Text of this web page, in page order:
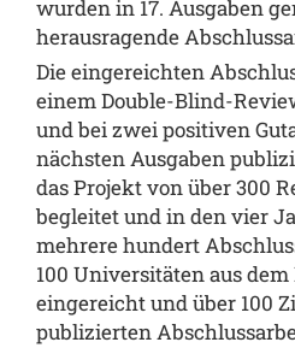
wurden in 17. Ausgaben
herausragende
Die eingereichten
einem Double-Blind-
und bei zwei positiven
nächsten Ausgaben
das Projekt von über 300
begleitet und in den vier
mehrere hundert
100 Universitäten aus
eingereicht und über 100
publizierten